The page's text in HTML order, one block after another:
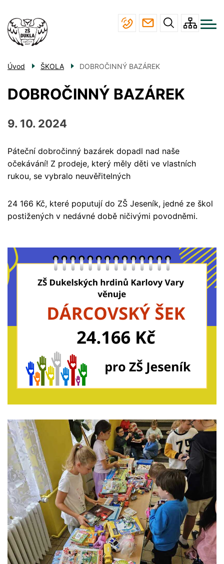
hlavnímu
obsahu
navigace
STUDIUM
ÚŘEDNÍ DESKA
KONTAKTY
Úvod ŠKOLA DOBROČINNÝ BAZÁREK
DOBROČINNÝ BAZÁREK
9. 10. 2024
Páteční dobročinný bazárek dopadl nad naše
očekávání! Z prodeje, který měly děti ve vlastních
rukou, se vybralo neuvěřitelných
24 166 Kč, které poputují do ZŠ Jeseník, jedné ze škol
postižených v nedávné době ničivými povodněmi.